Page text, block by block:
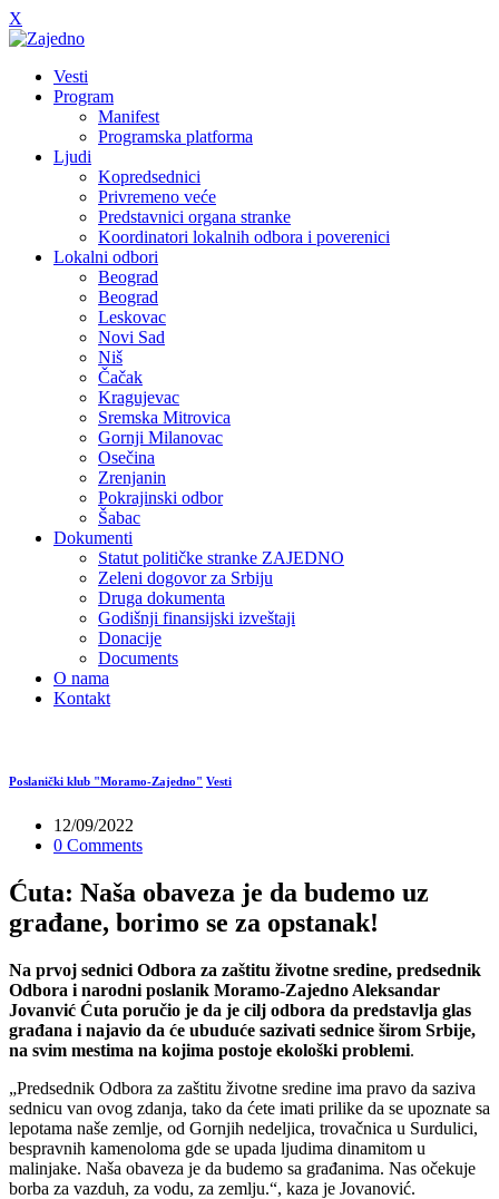
X
Vesti
Program
Manifest
Programska platforma
Ljudi
Kopredsednici
Privremeno veće
Predstavnici organa stranke
Koordinatori lokalnih odbora i poverenici
Lokalni odbori
Beograd
Beograd
Leskovac
Novi Sad
Niš
Čačak
Kragujevac
Sremska Mitrovica
Gornji Milanovac
Osečina
Zrenjanin
Pokrajinski odbor
Šabac
Dokumenti
Statut političke stranke ZAJEDNO
Zeleni dogovor za Srbiju
Druga dokumenta
Godišnji finansijski izveštaji
Donacije
Documents
O nama
Kontakt
Poslanički klub "Moramo-Zajedno" Vesti
12/09/2022
0 Comments
Ćuta: Naša obaveza je da budemo uz
građane, borimo se za opstanak!
Na prvoj sednici Odbora za zaštitu životne sredine, predsednik
Odbora i narodni poslanik Moramo-Zajedno Aleksandar
Jovanvić Ćuta poručio je da je cilj odbora da predstavlja glas
građana i najavio da će ubuduće sazivati sednice širom Srbije,
na svim mestima na kojima postoje ekološki problemi.
„Predsednik Odbora za zaštitu životne sredine ima pravo da saziva
sednicu van ovog zdanja, tako da ćete imati prilike da se upoznate sa
lepotama naše zemlje, od Gornjih nedeljica, trovačnica u Surdulici,
bespravnih kamenoloma gde se upada ljudima dinamitom u
malinjake. Naša obaveza je da budemo sa građanima. Nas očekuje
borba za vazduh, za vodu, za zemlju.“, kaza je Jovanović.